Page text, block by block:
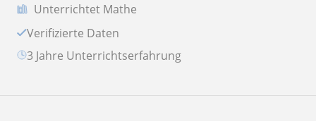
Unterrichtet Mathe
Verifizierte Daten
3 Jahre Unterrichtserfahrung